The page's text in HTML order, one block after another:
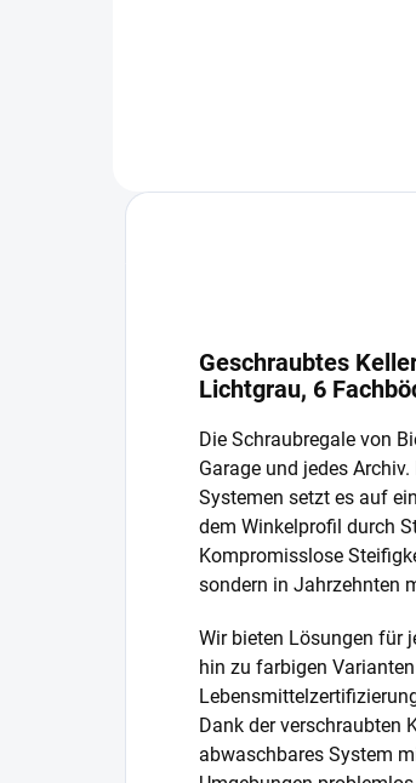
Geschraubtes
Lichtgrau, 6
Die Schraubregale von
Garage und jedes
Systemen setzt es auf
dem Winkelprofil durch
Kompromisslose
sondern in Jahrzehnten
Wir bieten Lösungen für
hin zu farbigen
Dank der verschraubten
abwaschbares System